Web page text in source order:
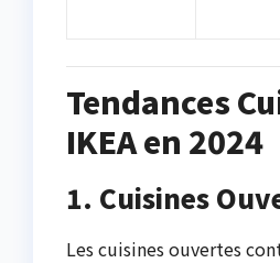
Tendances
IKEA en 2024
1. Cuisines
Les cuisines ouvertes